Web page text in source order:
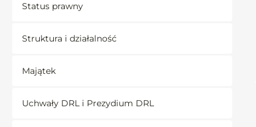
Status prawny
Struktura i działalność
Majątek
Uchwały DRL i Prezydium DRL